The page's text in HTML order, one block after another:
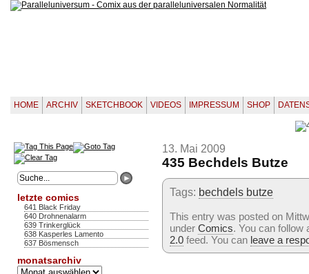
HOME ARCHIV SKETCHBOOK VIDEOS IMPRESSUM SHOP
letzte comics
641 Black Friday
640 Drohnenalarm
639 Trinkerglück
638 Kasperles Lamento
637 Bösmensch
monatsarchiv
Monatsarchiv
13. Mai 2009
435 Bechdels Butze
Tags: bechdels butze
This entry was posted on
under Comics. You can
2.0 feed. You can leave a